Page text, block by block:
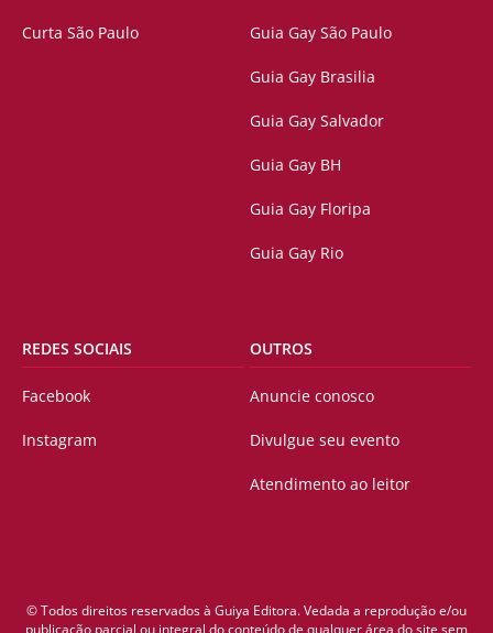
Curta São Paulo Guia Gay São Paulo
Guia Gay Brasilia
Guia Gay Salvador
Guia Gay BH
Guia Gay Floripa
Guia Gay Rio
REDES SOCIAIS
Facebook
Instagram
OUTROS
Anuncie conosco
Divulgue seu evento
Atendimento ao leitor
© Todos direitos reservados à Guiya Editora. Vedada a reprodução e/ou